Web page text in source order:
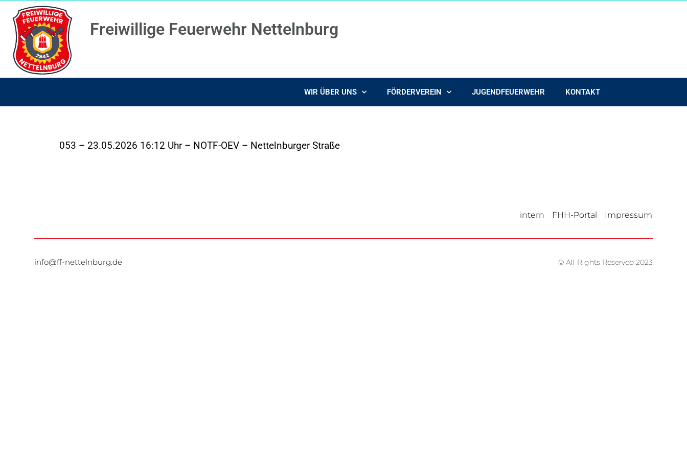
Freiwillige Feuerwehr Nettelnburg
WIR ÜBER UNS FÖRDERVEREIN JUGENDFEUERWEHR KONTAKT
053 – 23.05.2026 16:12 Uhr – NOTF-OEV – Nettelnburger Straße
intern FHH-Portal Impressum
info@ff-nettelnburg.de © All Rights Reserved 2023